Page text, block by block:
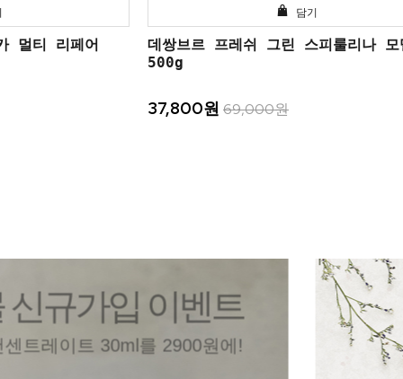
멀티 리페어
담기
데쌍브르 프레쉬 그린 스피룰리나 모
500g
37,800원 69,000원
입 이벤트
트 30ml를 2900원에!